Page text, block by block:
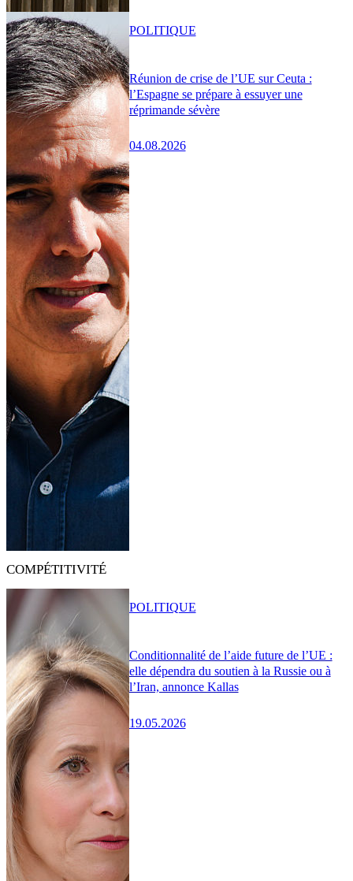
Réunion de crise de l’UE sur Ceuta :
l’Espagne se prépare à essuyer une
réprimande sévère
04.08.2026
POLITIQUE
COMPÉTITIVITÉ
Conditionnalité de l’aide future de l’UE :
elle dépendra du soutien à la Russie ou à
l’Iran, annonce Kallas
19.05.2026
POLITIQUE